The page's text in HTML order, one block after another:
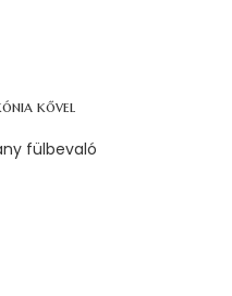
kővel
fülbevaló